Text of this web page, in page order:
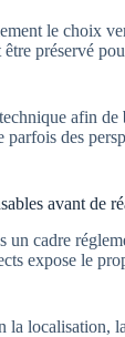
le choix
préservé
afin de
des
avant de
un cadre
expose le
localisation,